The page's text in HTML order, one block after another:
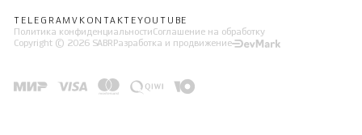
TELEGRAMVKONTAKTE YOUTUBE
Политика конфиденциальности Соглашение на обработку
Copyright © 2026 SABR Разработка и продвижение